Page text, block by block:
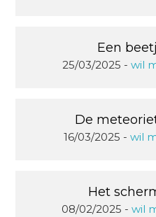
Een
25/03/2025 - wil
De
16/03/2025 - wil
Het
08/02/2025 - wil